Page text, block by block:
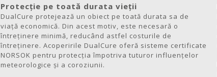
Protecție pe toată durata vieții
DualCure protejează un obiect pe toată durata sa de
viață economică. Din acest motiv, este necesară o
întreținere minimă, reducând astfel costurile de
întreținere. Acoperirile DualCure oferă sisteme certificate
NORSOK pentru protecția împotriva tuturor influențelor
meteorologice și a coroziunii.